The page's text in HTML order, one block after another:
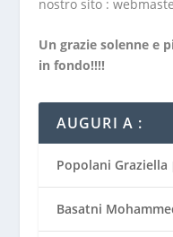
nostro sito :
Un grazie solenne e
in fondo!!!!
AUGURI A :
Popolani Graziella
Basatni